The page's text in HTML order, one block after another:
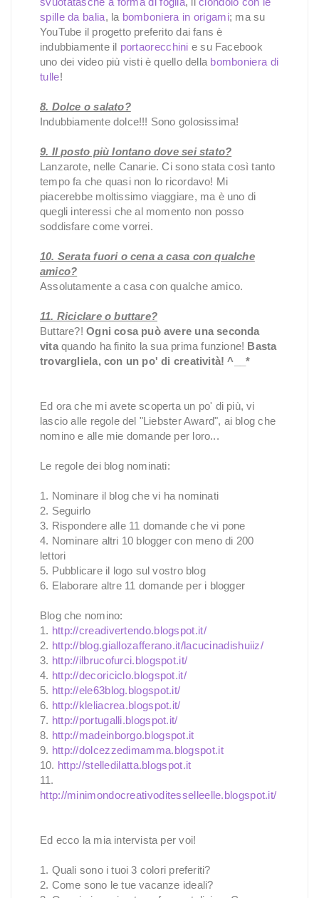
spille da balia, la bomboniera in origami; ma su
YouTube il progetto preferito dai fans è
indubbiamente il portaorecchini e su Facebook
uno dei video più visti è quello della bomboniera di
tulle!
8. Dolce o salato?
Indubbiamente dolce!!! Sono golosissima!
9. Il posto più lontano dove sei stato?
Lanzarote, nelle Canarie. Ci sono stata così tanto
tempo fa che quasi non lo ricordavo! Mi
piacerebbe moltissimo viaggiare, ma è uno di
quegli interessi che al momento non posso
soddisfare come vorrei.
10. Serata fuori o cena a casa con qualche
amico?
Assolutamente a casa con qualche amico.
11. Riciclare o buttare?
Buttare?!Ogni cosa può avere una seconda
vitaquando ha finito la sua prima funzione! Basta
trovargliela, con un po' di creatività! ^__*
Ed ora che mi avete scoperta un po' di più, vi
lascio alle regole del "Liebster Award", ai blog che
nomino e alle mie domande per loro...
Le regole dei blog nominati:
1. Nominare il blog che vi ha nominati
2. Seguirlo
3. Rispondere alle 11 domande che vi pone
4. Nominare altri 10 blogger con meno di 200
lettori
5. Pubblicare il logo sul vostro blog
6. Elaborare altre 11 domande per i blogger
Blog che nomino:
1. http://creadivertendo.blogspot.it/
2. http://blog.giallozafferano.it/lacucinadishuiiz/
3. http://ilbrucofurci.blogspot.it/
4. http://decoriciclo.blogspot.it/
5. http://ele63blog.blogspot.it/
6. http://kleliacrea.blogspot.it/
7. http://portugalli.blogspot.it/
8. http://madeinborgo.blogspot.it
9. http://dolcezzedimamma.blogspot.it
10. http://stelledilatta.blogspot.it
11.
http://minimondocreativoditesselleelle.blogspot.it/
Ed ecco la mia intervista per voi!
1. Quali sono i tuoi 3 colori preferiti?
2. Come sono le tue vacanze ideali?